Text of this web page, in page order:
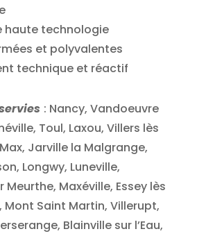
haute technologie
et polyvalentes
technique et réactif
: Nancy, Vandoeuvre
Toul, Laxou, Villers lès
Jarville la Malgrange,
Longwy, Luneville,
Meurthe, Maxéville, Essey lès
Mont Saint Martin, Villerupt,
Blainville sur l’Eau,